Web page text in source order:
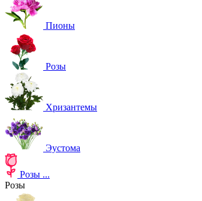
Пионы
Розы
Хризантемы
Эустома
Розы ...
Розы